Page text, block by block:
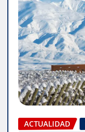
ACTUALIDAD